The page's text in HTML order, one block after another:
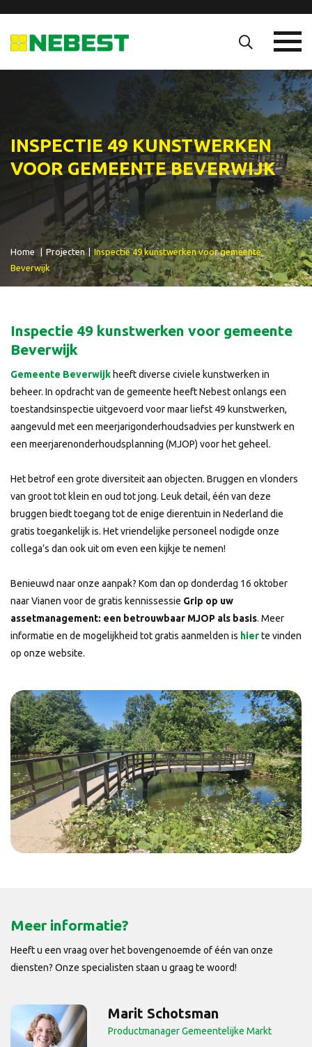
INSPECTIE 49 KUNSTWERKEN
VOOR GEMEENTE BEVERWIJK
Home Projecten
Inspectie 49 kunstwerken voor gemeente
Beverwijk
Inspectie 49 kunstwerken voor gemeente
Beverwijk
Gemeente Beverwijk heeft diverse civiele kunstwerken in
beheer. In opdracht van de gemeente heeft Nebest onlangs een
toestandsinspectie uitgevoerd voor maar liefst 49 kunstwerken,
aangevuld met een meerjarigonderhoudsadvies per kunstwerk en
een meerjarenonderhoudsplanning (MJOP) voor het geheel.
Het betrof een grote diversiteit aan objecten. Bruggen en vlonders
van groot tot klein en oud tot jong. Leuk detail, één van deze
bruggen biedt toegang tot de enige dierentuin in Nederland die
gratis toegankelijk is. Het vriendelijke personeel nodigde onze
collega’s dan ook uit om even een kijkje te nemen!
Benieuwd naar onze aanpak? Kom dan op donderdag 16 oktober
naar Vianen voor de gratis kennissessie Grip op uw
assetmanagement: een betrouwbaar MJOP als basis. Meer
informatie en de mogelijkheid tot gratis aanmelden is hierte vinden
op onze website.
Meer informatie?
Heeft u een vraag over het bovengenoemde of één van onze
diensten? Onze specialisten staan u graag te woord!
Marit Schotsman
Productmanager Gemeentelijke Markt